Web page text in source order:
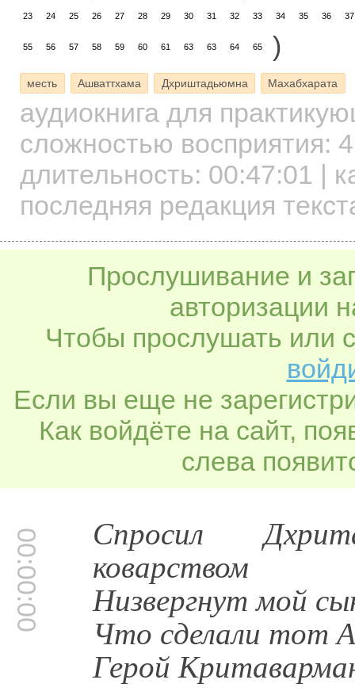
23 24 25 26 27 28 29 30 31 32 33 34 35 36 37
55 56 57 58 59 60 61 63 63 64 65 )
месть Ашваттхама Дхриштадьюмна Махабхарата
аудиокнига для
сложностью восприятия: 4
длительность: 00:47:01 |
последняя редакция
Прослушивание и
авторизации
Чтобы прослушать или
Если вы еще не
Как войдёте на сайт,
слева
00:00:00 Спросил
коварством
Низвергнут мой
Что сделали тот
Герой